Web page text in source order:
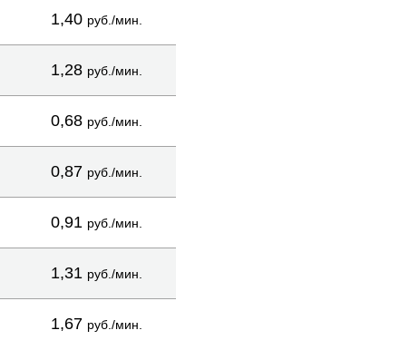
1,40 руб./мин.
1,28 руб./мин.
0,68 руб./мин.
0,87 руб./мин.
0,91 руб./мин.
1,31 руб./мин.
1,67 руб./мин.